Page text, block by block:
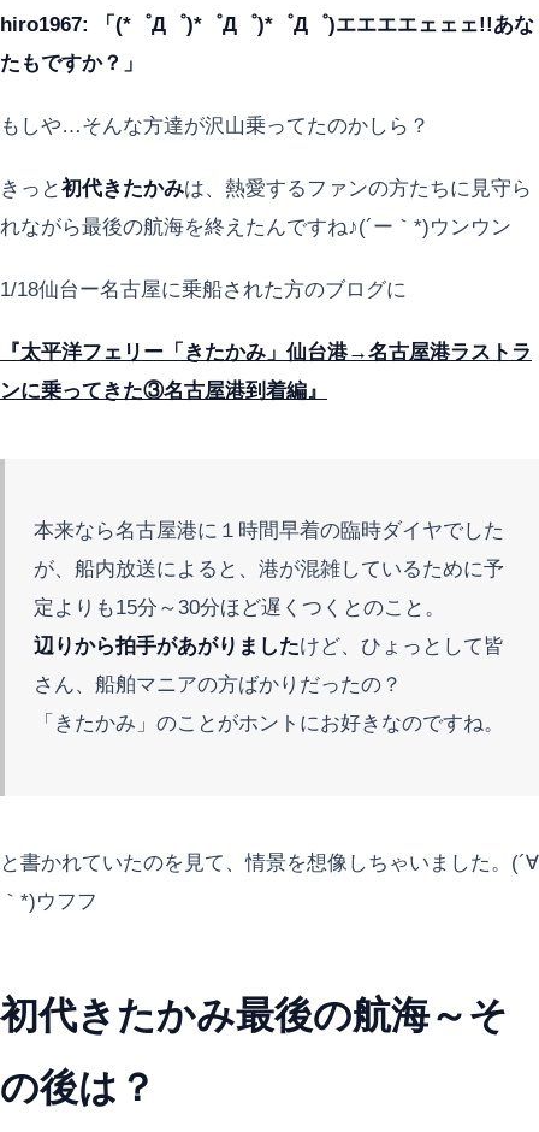
hiro1967: 「(*゜Д゜)*゜Д゜)*゜Д゜)エエエエェェェ!!あな
たもですか？」
もしや…そんな方達が沢山乗ってたのかしら？
きっと初代きたかみは、熱愛するファンの方たちに見守ら
れながら最後の航海を終えたんですね♪(´ー｀*)ウンウン
1/18仙台ー名古屋に乗船された方のブログに
『太平洋フェリー「きたかみ」仙台港→名古屋港ラストラ
ンに乗ってきた③名古屋港到着編』
本来なら名古屋港に１時間早着の臨時ダイヤでした
が、船内放送によると、港が混雑しているために予
定よりも15分～30分ほど遅くつくとのこと。
辺りから拍手があがりましたけど、ひょっとして皆
さん、船舶マニアの方ばかりだったの？
「きたかみ」のことがホントにお好きなのですね。
と書かれていたのを見て、情景を想像しちゃいました。(´∀
｀*)ウフフ
初代きたかみ最後の航海～そ
の後は？